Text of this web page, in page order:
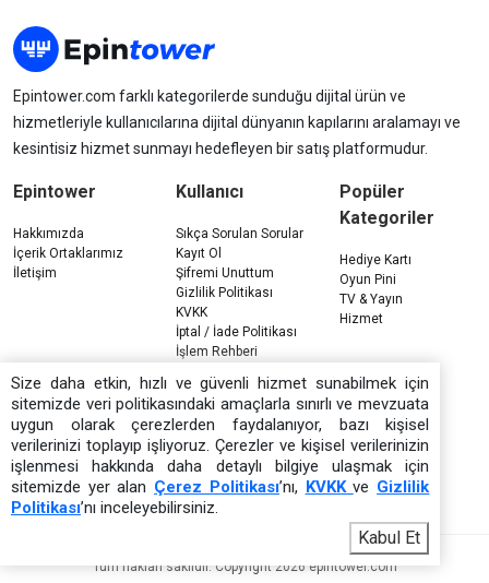
Size daha etkin, hızlı ve güvenli hizmet sunabilmek için
sitemizde veri politikasındaki amaçlarla sınırlı ve mevzuata
uygun olarak çerezlerden faydalanıyor, bazı kişisel
verilerinizi toplayıp işliyoruz. Çerezler ve kişisel verilerinizin
işlenmesi hakkında daha detaylı bilgiye ulaşmak için
sitemizde yer alan Çerez Politikası’nı, KVKKve Gizlilik
Politikası’nı inceleyebilirsiniz.
Kabul Et
Epintower.com farklı kategorilerde sunduğu dijital ürün ve
hizmetleriyle kullanıcılarına dijital dünyanın kapılarını aralamayı ve
kesintisiz hizmet sunmayı hedefleyen bir satış platformudur.
Epintower
Hakkımızda
İçerik Ortaklarımız
İletişim
Kullanıcı
Sıkça Sorulan Sorular
Kayıt Ol
Şifremi Unuttum
Gizlilik Politikası
KVKK
İptal / İade Politikası
İşlem Rehberi
Popüler
Kategoriler
Hediye Kartı
Oyun Pini
TV & Yayın
Hizmet
Tüm hakları saklıdır. Copyright 2026 epintower.com